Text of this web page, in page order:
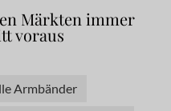
Märkten immer
voraus
Armbänder